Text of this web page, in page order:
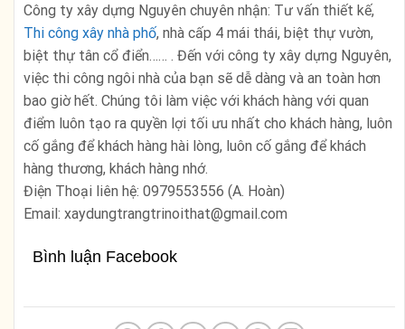
Công ty xây dựng Nguyên chuyên nhận: Tư vấn thiết kế,
Thi công xây nhà phố, nhà cấp 4 mái thái, biệt thự vườn,
biệt thự tân cổ điển…… . Đến với công ty xây dựng Nguyên,
việc thi công ngôi nhà của bạn sẽ dễ dàng và an toàn hơn
bao giờ hết. Chúng tôi làm việc với khách hàng với quan
điểm luôn tạo ra quyền lợi tối ưu nhất cho khách hàng, luôn
cố gắng để khách hàng hài lòng, luôn cố gắng để khách
hàng thương, khách hàng nhớ.
Điện Thoại liên hệ: 0979553556 (A. Hoàn)
Email: xaydungtrangtrinoithat@gmail.com
Bình luận Facebook